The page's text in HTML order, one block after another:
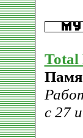
Total
с 27